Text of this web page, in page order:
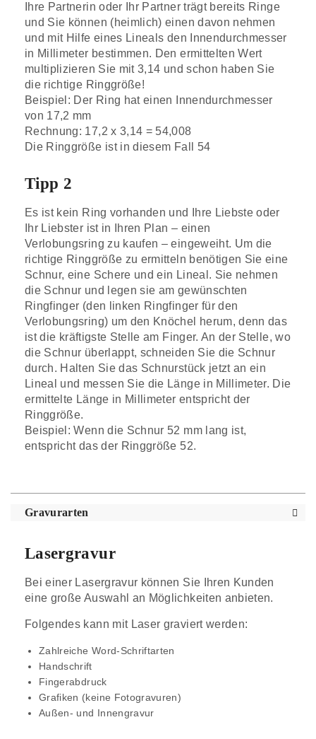
Ihre Partnerin oder Ihr Partner trägt bereits Ringe
und Sie können (heimlich) einen davon nehmen
und mit Hilfe eines Lineals den Innendurchmesser
in Millimeter bestimmen. Den ermittelten Wert
multiplizieren Sie mit 3,14 und schon haben Sie
die richtige Ringgröße!
Beispiel: Der Ring hat einen Innendurchmesser
von 17,2 mm
Rechnung: 17,2 x 3,14 = 54,008
Die Ringgröße ist in diesem Fall 54
Tipp 2
Es ist kein Ring vorhanden und Ihre Liebste oder
Ihr Liebster ist in Ihren Plan – einen
Verlobungsring zu kaufen – eingeweiht. Um die
richtige Ringgröße zu ermitteln benötigen Sie eine
Schnur, eine Schere und ein Lineal. Sie nehmen
die Schnur und legen sie am gewünschten
Ringfinger (den linken Ringfinger für den
Verlobungsring) um den Knöchel herum, denn das
ist die kräftigste Stelle am Finger. An der Stelle, wo
die Schnur überlappt, schneiden Sie die Schnur
durch. Halten Sie das Schnurstück jetzt an ein
Lineal und messen Sie die Länge in Millimeter. Die
ermittelte Länge in Millimeter entspricht der
Ringgröße.
Beispiel: Wenn die Schnur 52 mm lang ist,
entspricht das der Ringgröße 52.
Gravurarten
Lasergravur
Bei einer Lasergravur können Sie Ihren Kunden
eine große Auswahl an Möglichkeiten anbieten.
Folgendes kann mit Laser graviert werden:
Zahlreiche Word-Schriftarten
Handschrift
Fingerabdruck
Grafiken (keine Fotogravuren)
Außen- und Innengravur